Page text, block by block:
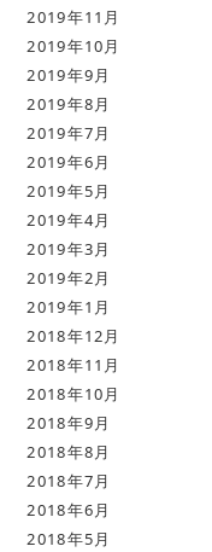
2019年11月
2019年10月
2019年9月
2019年8月
2019年7月
2019年6月
2019年5月
2019年4月
2019年3月
2019年2月
2019年1月
2018年12月
2018年11月
2018年10月
2018年9月
2018年8月
2018年7月
2018年6月
2018年5月